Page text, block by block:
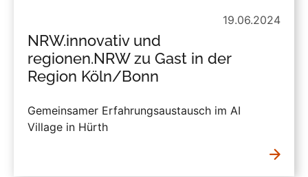
19.06.2024
NRW.innovativ und
regionen.NRW zu Gast in der
Region Köln/Bonn
Gemeinsamer Erfahrungsaustausch im AI
Village in Hürth